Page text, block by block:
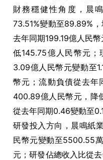
財務穩健性角度，晨
73.51%變動至89.89%
去年同期199.19億人民
低145.75億人民幣元
3.09億人民幣元變動至
幣元；流動負債從去年
400.89億人民幣元，降
從去年同期0.46變動至
研發投入方向，晨鳴紙
民幣元變動至5500.55
元；研發佔總收入比從